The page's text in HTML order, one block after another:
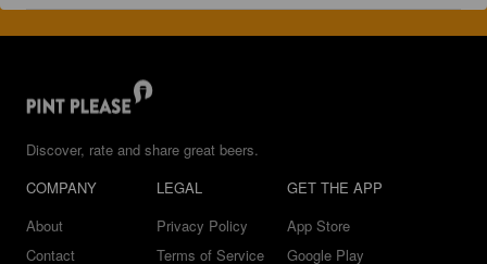
Discover, rate and share great beers.
COMPANY
About
Contact
LEGAL
Privacy Policy
Terms of Service
GET THE APP
App Store
Google Play